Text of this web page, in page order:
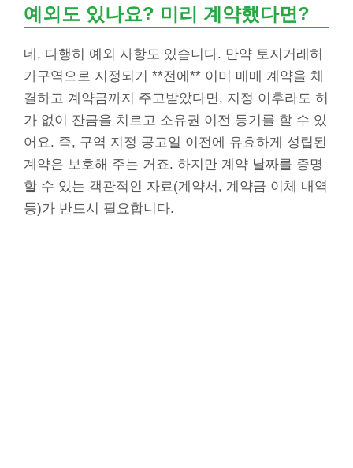
예외도 있나요? 미리 계약했다면?
네, 다행히 예외 사항도 있습니다. 만약 토지거래허
가구역으로 지정되기 **전에** 이미 매매 계약을 체
결하고 계약금까지 주고받았다면, 지정 이후라도 허
가 없이 잔금을 치르고 소유권 이전 등기를 할 수 있
어요. 즉, 구역 지정 공고일 이전에 유효하게 성립된
계약은 보호해 주는 거죠. 하지만 계약 날짜를 증명
할 수 있는 객관적인 자료(계약서, 계약금 이체 내역
등)가 반드시 필요합니다.